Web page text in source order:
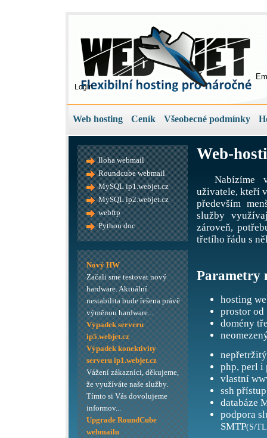
Login
Web hosting Ceník Všeobecné podmínky
Web-
Nabízíme
uživatele, kteří
především
služby
zároveň,
třetího řádu s
Parametry
hosting
prostor od
domény
php, perl i
vlastní
ssh přístup
databáze
podpora
SMTP(S/
Iloha webmail
Roundcube webmail
MySQL ip1.webjet.cz
MySQL ip2.webjet.cz
webftp
Python doc
Nový HW
Začali sme testovat nový
hardware. Aktuální
nestabilita bude řešena právě
výměnou hardware...
Výpadek serveru
ip5.webjet.cz
Výpadek konektivity
serveru ip1.webjet.cz
Vážení zákazníci, děkujeme,
že využíváte naše služby.
Tímto si Vás dovolujeme
informov...
Upgrade RoundCube
webmailu